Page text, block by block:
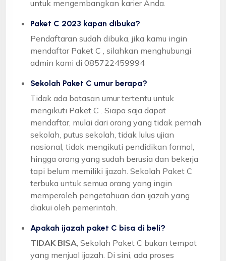
untuk mengembangkan karier Anda.
Paket C 2023 kapan dibuka?
Pendaftaran sudah dibuka, jika kamu ingin
mendaftar Paket C , silahkan menghubungi
admin kami di 085722459994
Sekolah Paket C umur berapa?
Tidak ada batasan umur tertentu untuk
mengikuti Paket C . Siapa saja dapat
mendaftar, mulai dari orang yang tidak pernah
sekolah, putus sekolah, tidak lulus ujian
nasional, tidak mengikuti pendidikan formal,
hingga orang yang sudah berusia dan bekerja
tapi belum memiliki ijazah. Sekolah Paket C
terbuka untuk semua orang yang ingin
memperoleh pengetahuan dan ijazah yang
diakui oleh pemerintah.
Apakah ijazah paket C bisa di beli?
TIDAK BISA , Sekolah Paket C bukan tempat
yang menjual ijazah. Di sini, ada proses